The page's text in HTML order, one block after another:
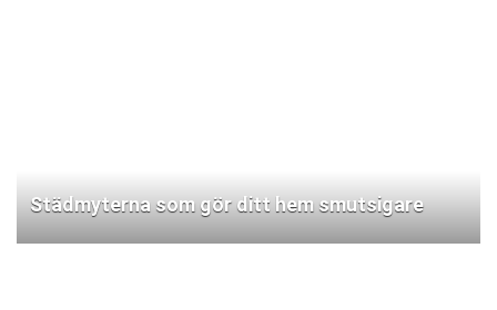
Städmyterna som gör ditt hem smutsigare